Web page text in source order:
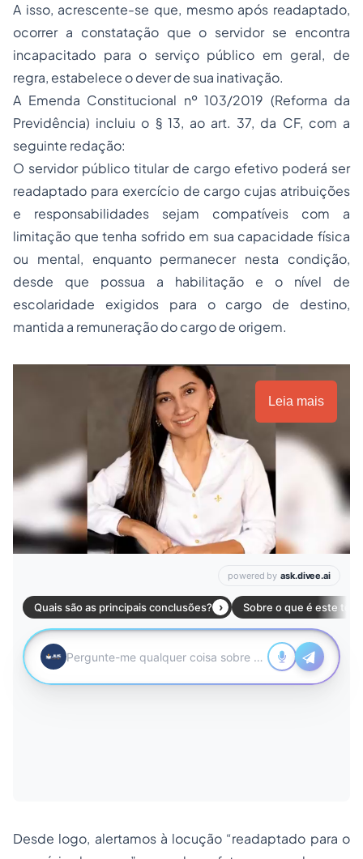
A isso, acrescente-se que, mesmo após readaptado,
ocorrer a constatação que o servidor se encontra
incapacitado para o serviço público em geral, de
regra, estabelece o dever de sua inativação.
A Emenda Constitucional nº 103/2019 (Reforma da
Previdência) incluiu o § 13, ao art. 37, da CF, com a
seguinte redação:
O servidor público titular de cargo efetivo poderá ser
readaptado para exercício de cargo cujas atribuições
e responsabilidades sejam compatíveis com a
limitação que tenha sofrido em sua capacidade física
ou mental, enquanto permanecer nesta condição,
desde que possua a habilitação e o nível de
escolaridade exigidos para o cargo de destino,
mantida a remuneração do cargo de origem.
Leia mais
Desde logo, alertamos à locução “readaptado para o